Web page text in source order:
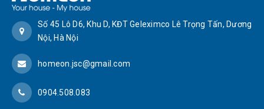
Số 45 Lô D6, Khu D, KĐT Geleximco Lê Trọng Tấn, Dương
Nội, Hà Nội
homeon.jsc@gmail.com
0904.508.083